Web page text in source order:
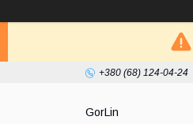
+380 (68) 124-04-24
GorLin